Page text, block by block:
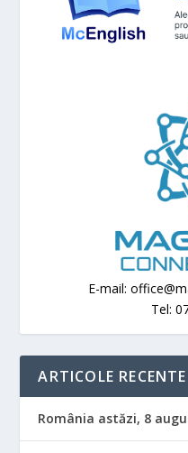
E-mail:
Tel:
ARTICOLE RECENTE
România astăzi, 8